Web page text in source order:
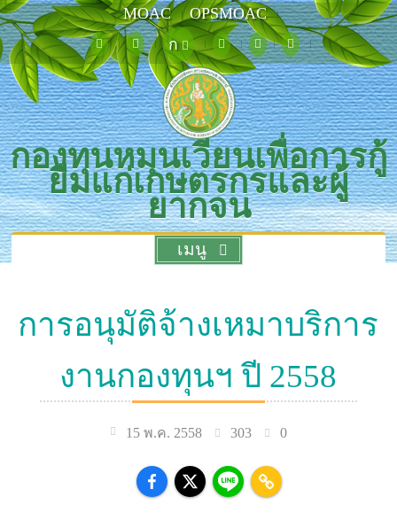
MOAC
OPSMOAC
ก
กองทุนหมุนเวียนเพื่อการกู้
ยืมแก่เกษตรกรและผู้
ยากจน
เมนู
การอนุมัติจ้างเหมาบริการ
งานกองทุนฯ ปี 2558
15 พ.ค. 2558 303 0